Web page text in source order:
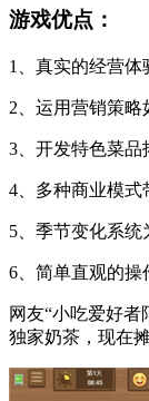
游戏优点：
1、真实的经营体
2、运用营销策略
3、开发特色菜品
4、多种商业模式
5、季节变化系统
6、简单直观的操
网友“小吃爱好
独家奶茶，现在